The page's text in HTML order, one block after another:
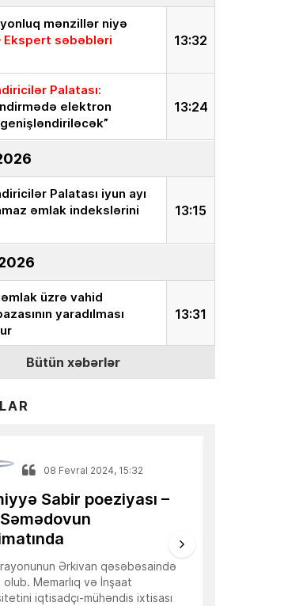
13:32
mənzillər niyə
Ekspert səbəbləri
13:24
Palatası:
elektron
13:15
Palatası iyun ayı
əmlak indekslərini
13:31
əmlak üzrə vahid
yaradılması
milyonları aktivə
alimin məqaləsi
14:50
qiymət artımının tempi
Bütün xəbərlər
08 Fevral 2024, 15:32
Sabir poeziyası –
Ərkivan qəsəbəsaində
Memarlıq və İnşaat
iqtisadçı-mühəndis ixtisası